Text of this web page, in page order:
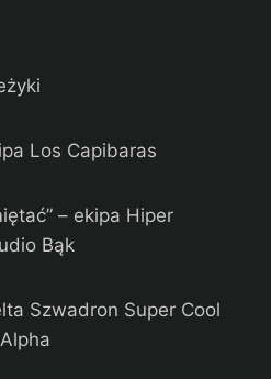
Los Capibaras
– ekipa Hiper
Bąk
Szwadron Super Cool